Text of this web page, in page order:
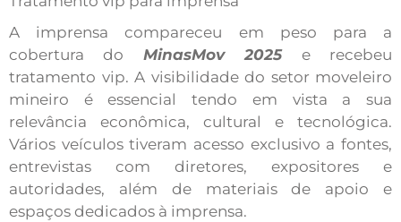
A imprensa compareceu em peso para a
cobertura do MinasMov 2025e recebeu
tratamento vip. A visibilidade do setor moveleiro
mineiro é essencial tendo em vista a sua
relevância econômica, cultural e tecnológica.
Vários veículos tiveram acesso exclusivo a fontes,
entrevistas com diretores, expositores e
autoridades, além de materiais de apoio e
espaços dedicados à imprensa.